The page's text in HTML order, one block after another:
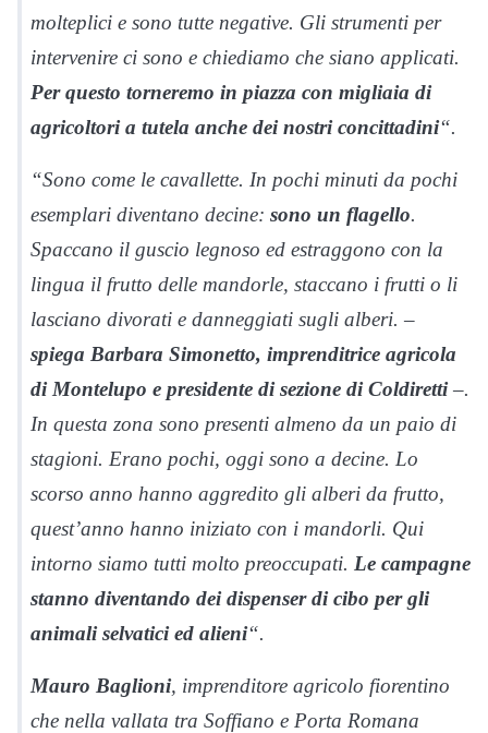
molteplici e sono tutte negative. Gli strumenti per
intervenire ci sono e chiediamo che siano applicati.
Per questo torneremo in piazza con migliaia di
agricoltori a tutela anche dei nostri concittadini“.
“Sono come le cavallette. In pochi minuti da pochi
esemplari diventano decine: sono un flagello.
Spaccano il guscio legnoso ed estraggono con la
lingua il frutto delle mandorle, staccano i frutti o li
lasciano divorati e danneggiati sugli alberi. –
spiega Barbara Simonetto, imprenditrice agricola
di Montelupo e presidente di sezione di Coldiretti–.
In questa zona sono presenti almeno da un paio di
stagioni. Erano pochi, oggi sono a decine. Lo
scorso anno hanno aggredito gli alberi da frutto,
quest’anno hanno iniziato con i mandorli. Qui
intorno siamo tutti molto preoccupati. Le campagne
stanno diventando dei dispenser di cibo per gli
animali selvatici ed alieni“.
Mauro Baglioni, imprenditore agricolo fiorentino
che nella vallata tra Soffiano e Porta Romana